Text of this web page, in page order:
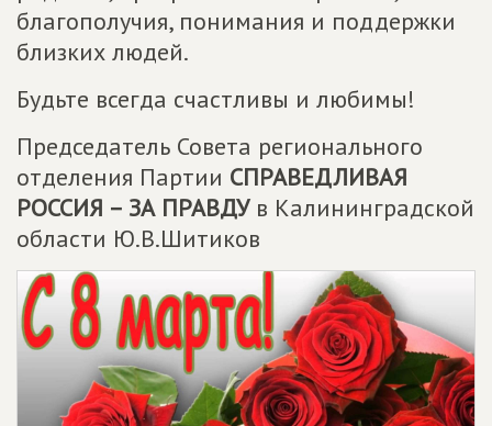
благополучия, понимания и поддержки
близких людей.
Будьте всегда счастливы и любимы!
Председатель Совета регионального
отделения Партии СПРАВЕДЛИВАЯ
РОССИЯ – ЗА ПРАВДУв Калининградской
области Ю.В.Шитиков